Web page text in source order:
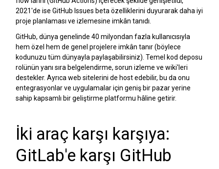
2021'de ise GitHub Issues beta özelliklerini duyurarak daha iyi
proje planlaması ve izlemesine imkân tanıdı.
GitHub, dünya genelinde 40 milyondan fazla kullanıcısıyla
hem özel hem de genel projelere imkân tanır (böylece
kodunuzu tüm dünyayla paylaşabilirsiniz). Temel kod deposu
rolünün yanı sıra belgelendirme, sorun izleme ve wiki'leri
destekler. Ayrıca web sitelerini de host edebilir, bu da onu
entegrasyonlar ve uygulamalar için geniş bir pazar yerine
sahip kapsamlı bir geliştirme platformu hâline getirir.
İki araç karşı karşıya:
GitLab'e karşı GitHub